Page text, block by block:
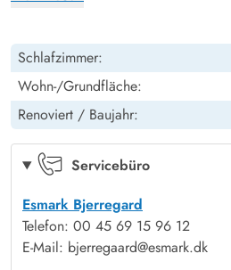
keine schlechte Stimmung, sondern
Nehmt doch mal wieder ein gutes
euch ein Nickerchen am
Internetverbindung im Haus, könnt
bleiben und am Geschehen in der
Direkt aus dem Wohnzimmer
geschützte Holzterrasse. An
sogar draußen essen und es euch
Schlafzimmer:
Wohn-/Grundfläche:
Renoviert / Baujahr:
Servicebüro
Esmark Bjerregard
Telefon: 00 45 69 15 96 12
E-Mail: bjerregaard@esmark.dk